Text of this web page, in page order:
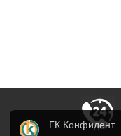
ГК Конфидент